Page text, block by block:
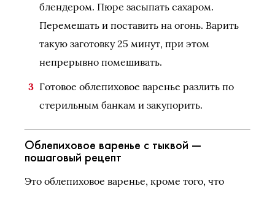
блендером. Пюре засыпать сахаром.
Перемешать и поставить на огонь. Варить
такую заготовку 25 минут, при этом
непрерывно помешивать.
Готовое облепиховое варенье разлить по
стерильным банкам и закупорить.
Облепиховое варенье с тыквой —
пошаговый рецепт
Это облепиховое варенье, кроме того, что